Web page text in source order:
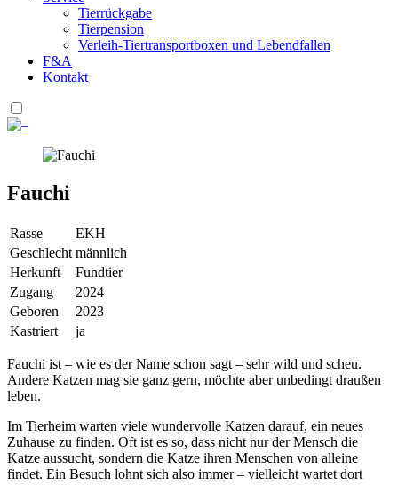
Tierrückgabe
Tierpension
Verleih-Tiertransportboxen und Lebendfallen
F&A
Kontakt
Fauchi
Rasse
EKH
Geschlecht männlich
Herkunft
Fundtier
Zugang
2024
Geboren
2023
Kastriert
ja
Fauchi ist – wie es der Name schon sagt – sehr wild und scheu.
Andere Katzen mag sie ganz gern, möchte aber unbedingt draußen
leben.
Im Tierheim warten viele wundervolle Katzen darauf, ein neues
Zuhause zu finden. Oft ist es so, dass nicht nur der Mensch die
Katze aussucht, sondern die Katze ihren Menschen von alleine
findet. Ein Besuch lohnt sich also immer – vielleicht wartet dort